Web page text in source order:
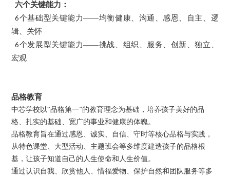
六个关键能力：
6个基础型关键能力——均衡健康、沟通、感恩、自主、逻
辑、关怀
6个发展型关键能力——挑战、组织、服务、创新、独立、
宏观
品格教育
中芯学校以“品格第一”的教育理念为基础，培养孩子美好的品
格、扎实的基础、宽广的事业和健康的体魄。
品格教育旨在通过感恩、诚实、自信、守时等核心品格与实践，
从特色课堂、大型活动、主题班会等多维度建造孩子的品格根
基，让孩子知道自己的人生使命和人生价值。
通过认识自我、欣赏他人、惜福爱物、保护自然和团队服务等多